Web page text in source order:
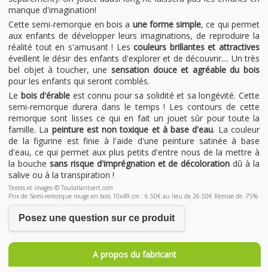
manque d'imagination!
Cette semi-remorque en bois a une forme simple, ce qui permet
aux enfants de développer leurs imaginations, de reproduire la
réalité tout en s'amusant ! Lescouleurs brillantes et attractives
éveillent le désir des enfants d'explorer et de découvrir.... Un très
bel objet à toucher, une sensation douce et agréable du bois
pour les enfants qui seront comblés.
Le bois d'érable est connu pour sa solidité et sa longévité. Cette
semi-remorque durera dans le temps ! Les contours de cette
remorque sont lisses ce qui en fait un jouet sûr pour toute la
famille. La peinture est non toxique et à base d'eau. La couleur
de la figurine est finie à l'aide d'une peinture satinée à base
d'eau, ce qui permet aux plus petits d'entre nous de la mettre à
la bouche sans risque d'imprégnation et de décoloration dû à la
salive ou à la transpiration !
Textes et images © Toutallantvert.com
Prix de Semi-remorque rouge en bois 10x49 cm : 6.50€ au lieu de 26.50€ Remise de -75%
Posez une question sur ce produit
A propos du fabricant